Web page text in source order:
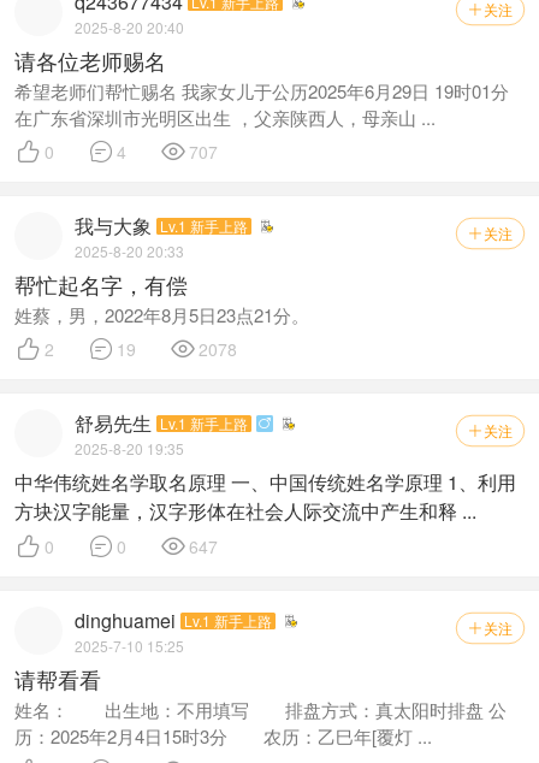
 关注
2025-8-20 20:40
请各位老师赐名
希望老师们帮忙赐名 我家女儿于公历2025年6月29日 19时01分
在广东省深圳市光明区出生 ，父亲陕西人，母亲山 ...
 0  4  707
 关注
我与大象 Lv.1 新手上路
2025-8-20 20:33
帮忙起名字，有偿
姓蔡，男，2022年8月5日23点21分。
 2  19 2078
 关注
舒易先生 Lv.1 新手上路 
2025-8-20 19:35
中华伟统姓名学取名原理 一、中国传统姓名学原理 1、利用
方块汉字能量，汉字形体在社会人际交流中产生和释 ...
 0  0  647
 关注
dinghuamei Lv.1 新手上路
2025-7-10 15:25
请帮看看
姓名： 出生地：不用填写 排盘方式：真太阳时排盘 公
历：2025年2月4日15时3分 农历：乙巳年[覆灯 ...